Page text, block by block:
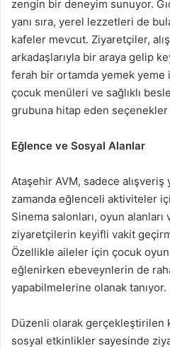
zengin bir deneyim sunuyor.
yanı sıra, yerel lezzetleri de
kafeler mevcut. Ziyaretçiler,
arkadaşlarıyla bir araya gelip
ferah bir ortamda yemek yeme
çocuk menüleri ve sağlıklı
grubuna hitap eden seçenekler
Eğlence ve Sosyal Alanlar
Ataşehir AVM, sadece alışveriş
zamanda eğlenceli aktiviteler
Sinema salonları, oyun
ziyaretçilerin keyifli vakit
Özellikle aileler için çocuk oyun
eğlenirken ebeveynlerin de
yapabilmelerine olanak tanıyor.
Düzenli olarak
sosyal etkinlikler sayesinde